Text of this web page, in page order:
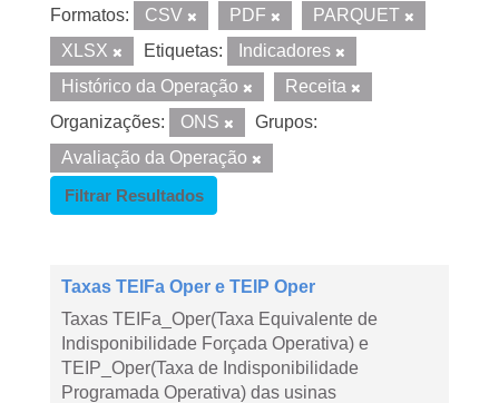
Formatos: CSV PDF
PARQUET
XLSX
Etiquetas:
Indicadores
Histórico da Operação
Receita
Organizações:
ONS
Grupos:
Avaliação da Operação
Filtrar Resultados
Taxas TEIFa Oper e TEIP Oper
Taxas TEIFa_Oper(Taxa Equivalente de
Indisponibilidade Forçada Operativa) e
TEIP_Oper(Taxa de Indisponibilidade
Programada Operativa) das usinas